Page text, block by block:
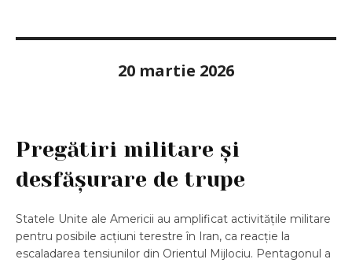
20 martie 2026
Pregătiri militare și
desfășurare de trupe
Statele Unite ale Americii au amplificat activitățile militare
pentru posibile acțiuni terestre în Iran, ca reacție la
escaladarea tensiunilor din Orientul Mijlociu. Pentagonul a